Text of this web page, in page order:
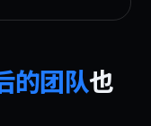
的团队也